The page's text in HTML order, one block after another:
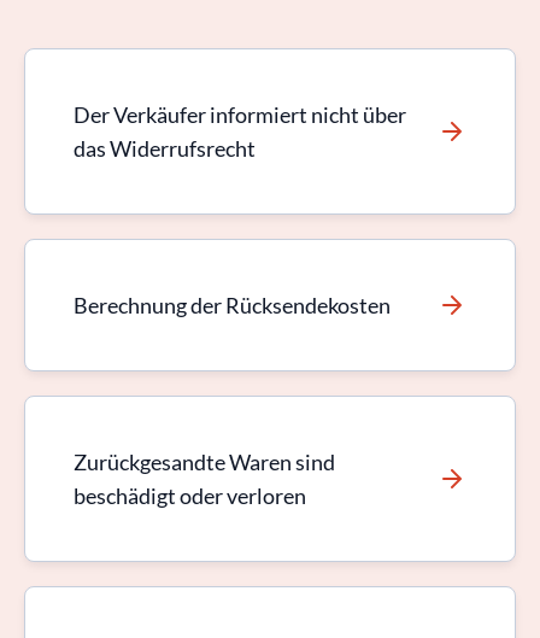
Der Verkäufer informiert nicht über
das Widerrufsrecht
Berechnung der Rücksendekosten
Zurückgesandte Waren sind
beschädigt oder verloren